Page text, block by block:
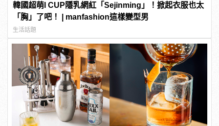
韓國超萌I CUP隱乳網紅「Sejinming」！掀起衣服也太
「胸」了吧！ | manfashion這樣變型男
生活話題